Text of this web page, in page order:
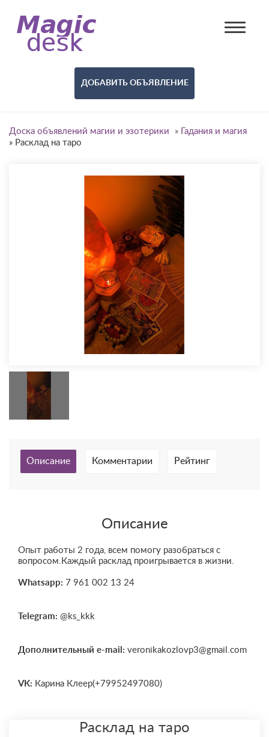
ДОБАВИТЬ ОБЪЯВЛЕНИЕ
Доска объявлений магии и эзотерики »
Гадания и магия
» Расклад на таро
Описание Комментарии Рейтинг
Описание
Опыт работы 2 года, всем помогу разобраться с
вопросом.Каждый расклад проигрывается в жизни.
Whatsapp: 7 961 002 13 24
Telegram: @ks_kkk
Дополнительный e-mail: veronikakozlovp3@gmail.com
VK: Карина Клеер(+79952497080)
Расклад на таро